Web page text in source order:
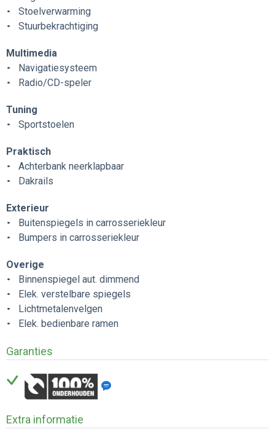
Stoelverwarming
Stuurbekrachtiging
Multimedia
Navigatiesysteem
Radio/CD-speler
Tuning
Sportstoelen
Praktisch
Achterbank neerklapbaar
Dakrails
Exterieur
Buitenspiegels in carrosseriekleur
Bumpers in carrosseriekleur
Overige
Binnenspiegel aut. dimmend
Elek. verstelbare spiegels
Lichtmetalenvelgen
Elek. bedienbare ramen
Garanties
Extra informatie